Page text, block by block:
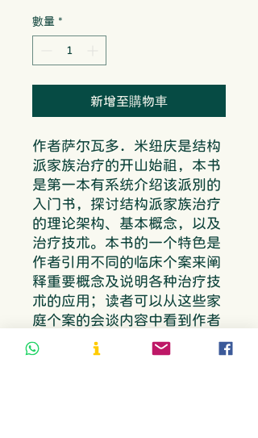
數量 *
新增至購物車
作者萨尔瓦多．米纽庆是结构
派家族治疗的开山始祖，本书
是第一本有系统介绍该派别的
入门书，探讨结构派家族治疗
的理论架构、基本概念，以及
治疗技术。本书的一个特色是
作者引用不同的临床个案来阐
释重要概念及说明各种治疗技
术的应用；读者可以从这些家
庭个案的会谈内容中看到作者
如何应用各种概念和技术，以
及精辟的内容分析；理论加上